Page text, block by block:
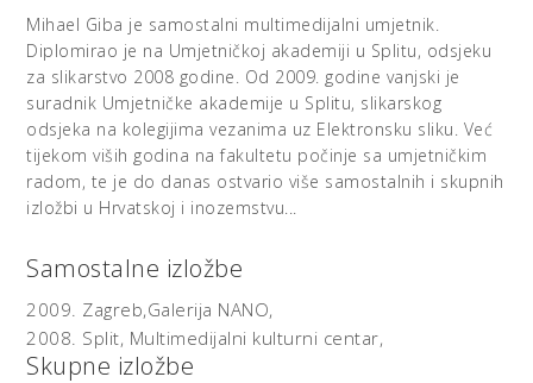
Mihael Giba je samostalni multimedijalni umjetnik.
Diplomirao je na Umjetničkoj akademiji u Splitu, odsjeku
za slikarstvo 2008 godine. Od 2009. godine vanjski je
suradnik Umjetničke akademije u Splitu, slikarskog
odsjeka na kolegijima vezanima uz Elektronsku sliku. Već
tijekom viših godina na fakultetu počinje sa umjetničkim
radom, te je do danas ostvario više samostalnih i skupnih
izložbi u Hrvatskoj i inozemstvu...
Samostalne izložbe
2009. Zagreb,Galerija NANO,
2008. Split, Multimedijalni kulturni centar,
Skupne izložbe